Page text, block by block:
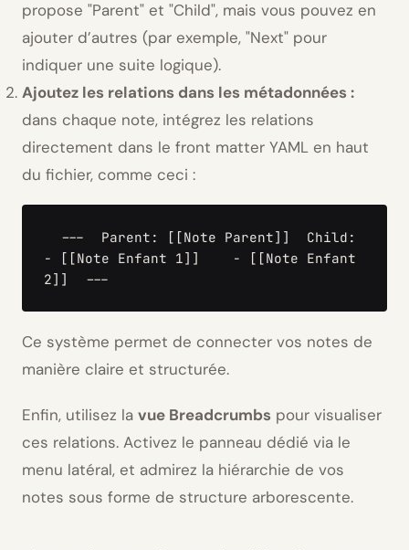
propose Parent et Child , mais vous pouvez en
ajouter d’autres (par exemple, Next pour
indiquer une suite logique).
Ajoutez les relations dans les métadonnées :
dans chaque note, intégrez les relations
directement dans le front matter YAML en haut
du fichier, comme ceci :
- [[Note Enfant 1]]    - [[Note Enfant
2]]  ---
Ce système permet de connecter vos notes de
manière claire et structurée.
Enfin, utilisez la vue Breadcrumbs pour visualiser
ces relations. Activez le panneau dédié via le
menu latéral, et admirez la hiérarchie de vos
notes sous forme de structure arborescente.